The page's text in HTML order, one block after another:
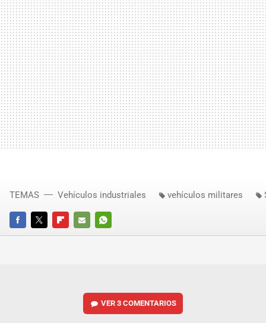
FACEBOOKTWITTERFLIPBOARD
E-
WHATSAPP
TEMAS Vehículos industriales vehículos militares
VER3 COMENTARIOS